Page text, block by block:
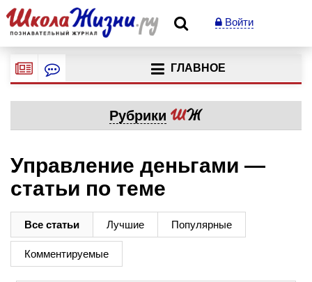
Войти
ГЛАВНОЕ
Рубрики
Управление деньгами —
статьи по теме
Все статьи Лучшие Популярные
Комментируемые